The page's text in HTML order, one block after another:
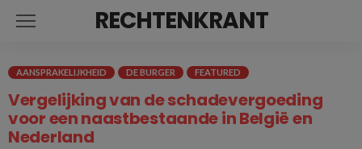
RECHTENKRANT
AANSPRAKELIJKHEID DE BURGER FEATURED
Vergelijking van de schadevergoeding
voor een naastbestaande in België en
Nederland